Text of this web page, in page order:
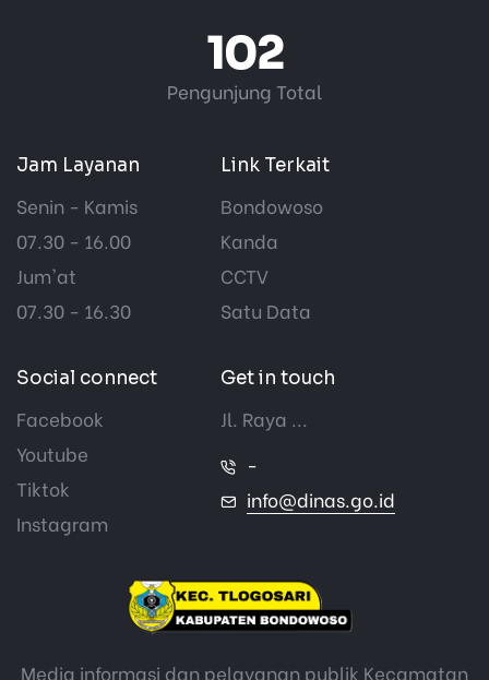
102
Pengunjung Total
Media informasi dan pelayanan publik Kecamatan
Jam Layanan
Senin - Kamis
07.30 - 16.00
Jum'at
07.30 - 16.30
Link Terkait
Bondowoso
Kanda
CCTV
Satu Data
Social connect
Facebook
Youtube
Tiktok
Instagram
Get in touch
Jl. Raya ...
-
info@dinas.go.id